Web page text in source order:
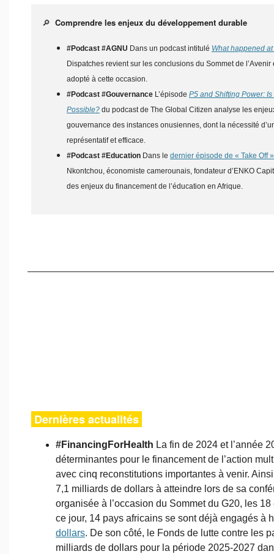
🔎 Comprendre les enjeux du développement durable
#Podcast #AGNU Dans un podcast intitulé What happened
Dispatches revient sur les conclusions du Sommet de
adopté à cette occasion.
#Podcast #Gouvernance L’épisode P5 and Shifting Power:
Possible? du podcast de The Global Citizen analyse les
gouvernance des instances onusiennes, dont la nécessité
représentatif et efficace.
#Podcast #Education Dans le dernier épisode de « Take Off »
Nkontchou, économiste camerounais, fondateur d’ENKO
des enjeux du financement de l’éducation en Afrique.
Dernières actualités
#FinancingForHealth La fin de 2024 et l’année
déterminantes pour le financement de l’action
avec cinq reconstitutions importantes à venir.
7,1 milliards de dollars à atteindre lors de sa
organisée à l’occasion du Sommet du G20, les
ce jour, 14 pays africains se sont déjà engagés à
dollars. De son côté, le Fonds de lutte contre les
milliards de dollars pour la période 2025-2027